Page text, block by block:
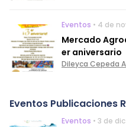
Eventos • 4 de
Mercado
er aniversario
Dileyca Cepeda
Eventos Publicaciones
Eventos • 3 de